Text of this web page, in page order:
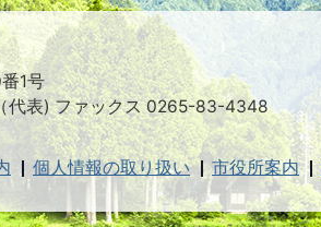
駒
ヶ
根
市
1号
代表) ファックス 0265-83-4348
個人情報の取り扱い 市役所案内